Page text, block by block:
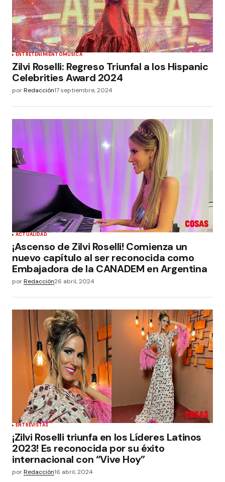
ENTRETENIMIENTOMÚSICA
Zilvi Roselli: Regreso Triunfal a los Hispanic
Celebrities Award 2024
porRedacción17 septiembre, 2024
ACTUALIDAD
¡Ascenso de Zilvi Roselli! Comienza un
nuevo capítulo al ser reconocida como
Embajadora de la CANADEM en Argentina
porRedacción26 abril, 2024
ENTREVISTAS
¡Zilvi Roselli triunfa en los Líderes Latinos
2023! Es reconocida por su éxito
internacional con “Vive Hoy”
porRedacción16 abril, 2024